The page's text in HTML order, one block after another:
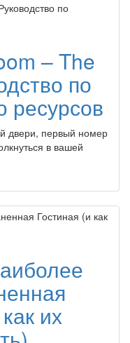
– The
по
ресурсов
двери, первый номер
в вашей
их